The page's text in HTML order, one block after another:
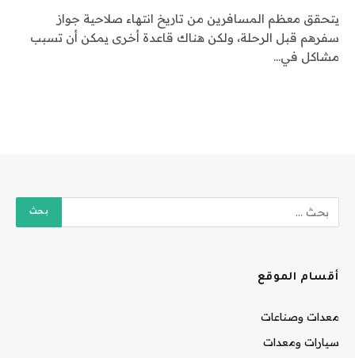
يتحقق معظم المسافرين من تاريخ انتهاء صلاحية جواز
سفرهم قبل الرحلة، ولكن هناك قاعدة أخرى يمكن أن تسبب
مشاكل في…
أقسام الموقع
معدات وصناعات
سيارات ومعدات